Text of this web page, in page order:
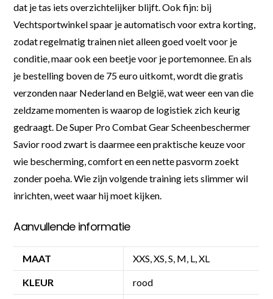
dat je tas iets overzichtelijker blijft. Ook fijn: bij
Vechtsportwinkel spaar je automatisch voor extra korting,
zodat regelmatig trainen niet alleen goed voelt voor je
conditie, maar ook een beetje voor je portemonnee. En als
je bestelling boven de 75 euro uitkomt, wordt die gratis
verzonden naar Nederland en België, wat weer een van die
zeldzame momenten is waarop de logistiek zich keurig
gedraagt. De Super Pro Combat Gear Scheenbeschermer
Savior rood zwart is daarmee een praktische keuze voor
wie bescherming, comfort en een nette pasvorm zoekt
zonder poeha. Wie zijn volgende training iets slimmer wil
inrichten, weet waar hij moet kijken.
Aanvullende informatie
MAAT XXS, XS, S, M, L, XL
KLEUR rood